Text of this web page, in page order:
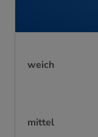
weich
mittel